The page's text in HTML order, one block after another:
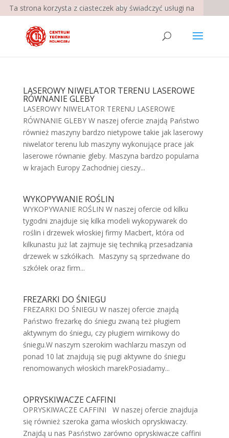
+48 503 062 003 biuro@goldoni.pl
LASEROWY NIWELATOR TERENU LASEROWE
RÓWNANIE GLEBY
LASEROWY NIWELATOR TERENU LASEROWE
RÓWNANIE GLEBY W naszej ofercie znajdą Państwo
również maszyny bardzo nietypowe takie jak laserowy
niwelator terenu lub maszyny wykonujące prace jak
laserowe równanie gleby. Maszyna bardzo popularna
w krajach Europy Zachodniej cieszy...
WYKOPYWANIE ROŚLIN
WYKOPYWANIE ROŚLIN W naszej ofercie od kilku
tygodni znajduje się kilka modeli wykopywarek do
roślin i drzewek włoskiej firmy Macbert, która od
kilkunastu już lat zajmuje się techniką przesadzania
drzewek w szkółkach. Maszyny są sprzedwane do
szkółek oraz firm...
FREZARKI DO ŚNIEGU
FREZARKI DO ŚNIEGU W naszej ofercie znajdą
Państwo frezarkę do śniegu zwaną też pługiem
aktywnym do śniegu, czy pługiem wirnikowy do
śniegu.W naszym szerokim wachlarzu maszyn od
ponad 10 lat znajdują się pugi aktywne do śniegu
renomowanych włoskich marekPosiadamy...
OPRYSKIWACZE CAFFINI
OPRYSKIWACZE CAFFINI W naszej ofercie znajduja
się również szeroka gama włoskich opryskiwaczy.
Znajdą u nas Pasństwo zarówno opryskiwacze caffini
Ta strona korzysta z ciasteczek aby świadczyć usługi na
oznacza, że zgadzasz się na ich użycie.
Chcesz wiedzieć